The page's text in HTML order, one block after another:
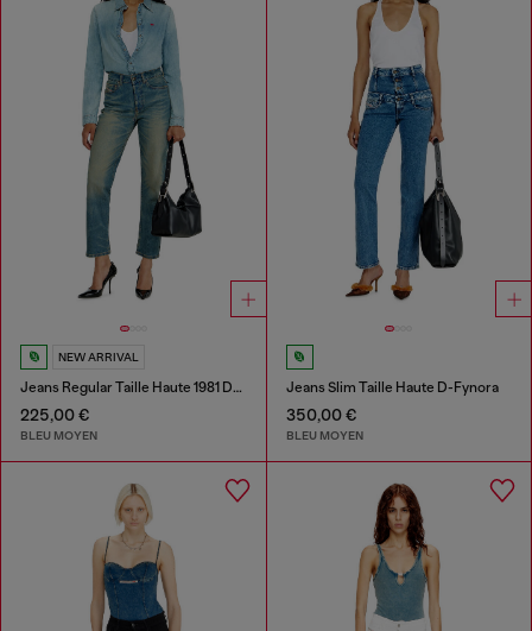
NEW ARRIVAL
Jeans Regular Taille Haute 1981 D-Went
225,00 €
BLEU MOYEN
Jeans Slim Taille Haute D-Fynora
350,00 €
BLEU MOYEN